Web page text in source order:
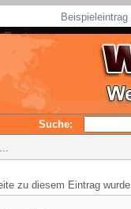
Suche:
zu diesem Eintrag